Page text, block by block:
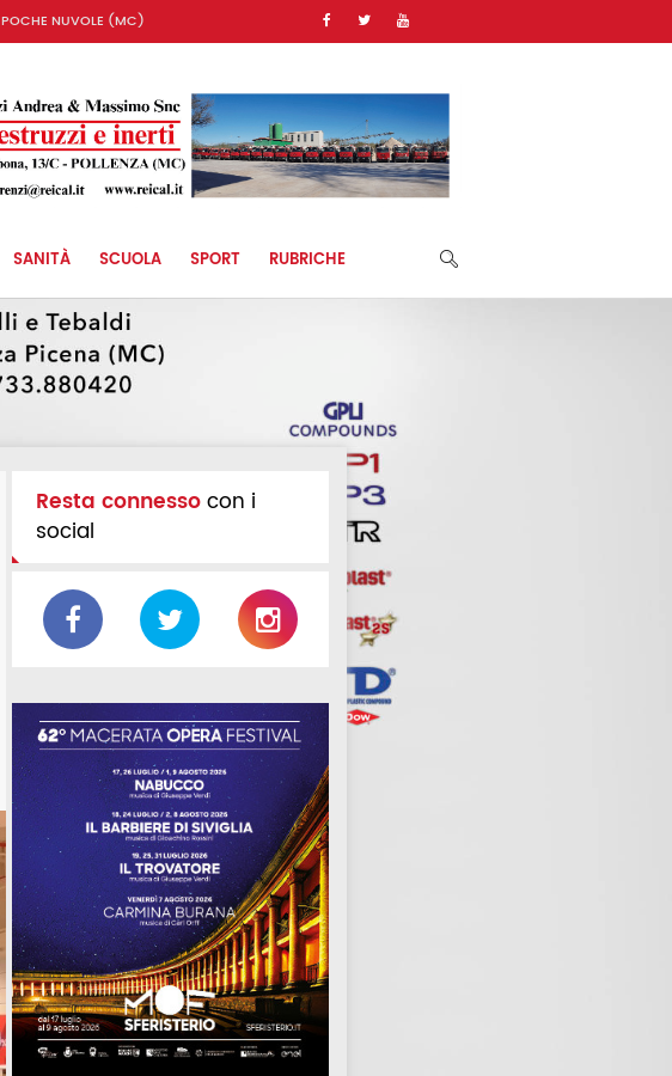
POCHE NUVOLE (MC)
SANITÀ SCUOLA SPORT RUBRICHE
Resta connessocon i
social